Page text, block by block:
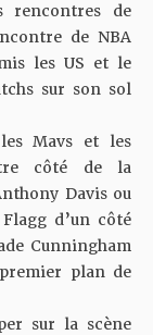
rencontres de
de NBA
les US et le
sur son sol
Mavs et les
côté de la
Davis ou
d’un côté
Cunningham
plan de
sur la scène